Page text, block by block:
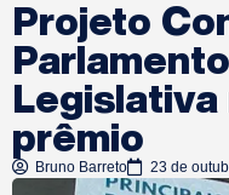
Projeto
prêmio
Bruno Barreto 23 de